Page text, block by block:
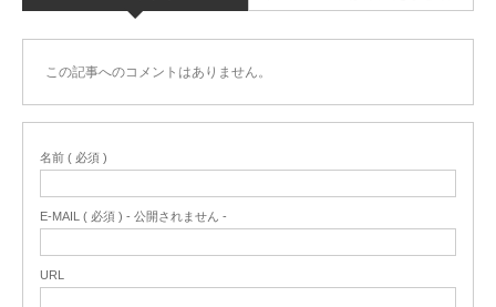
この記事へのコメントはありません。
名前 ( 必須 )
E-MAIL ( 必須 ) - 公開されません -
URL